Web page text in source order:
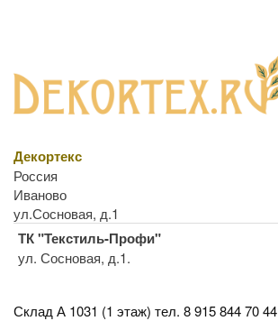
Декортекс
Россия
Иваново
ул.Сосновая, д.1
ТК "Текстиль-Профи"
ул. Сосновая, д.1.
Склад А 1031 (1 этаж) тел. 8 915 844 70 44